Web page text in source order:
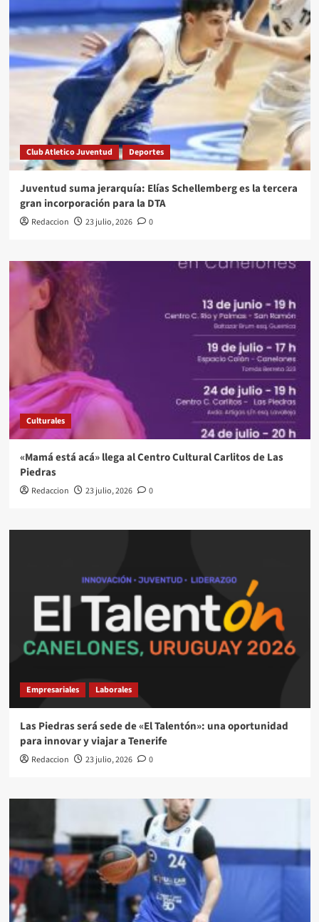
Club Atletico Juventud Deportes
Juventud suma jerarquía: Elías Schellemberg es la tercera
gran incorporación para la DTA
Redaccion 23 julio, 2026 0
Culturales
«Mamá está acá» llega al Centro Cultural Carlitos de Las
Piedras
Redaccion 23 julio, 2026 0
Empresariales Laborales
Las Piedras será sede de «El Talentón»: una oportunidad
para innovar y viajar a Tenerife
Redaccion 23 julio, 2026 0